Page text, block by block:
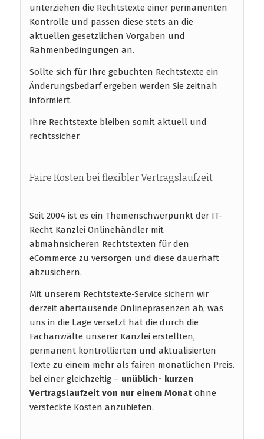
unterziehen die Rechtstexte einer permanenten
Kontrolle und passen diese stets an die
aktuellen gesetzlichen Vorgaben und
Rahmenbedingungen an.
Sollte sich für Ihre gebuchten Rechtstexte ein
Änderungsbedarf ergeben werden Sie zeitnah
informiert.
Ihre Rechtstexte bleiben somit aktuell und
rechtssicher.
Faire Kosten bei flexibler Vertragslaufzeit
Seit 2004 ist es ein Themenschwerpunkt der IT-
Recht Kanzlei Onlinehändler mit
abmahnsicheren Rechtstexten für den
eCommerce zu versorgen und diese dauerhaft
abzusichern.
Mit unserem Rechtstexte-Service sichern wir
derzeit abertausende Onlinepräsenzen ab, was
uns in die Lage versetzt hat die durch die
Fachanwälte unserer Kanzlei erstellten,
permanent kontrollierten und aktualisierten
Texte zu einem mehr als fairen monatlichen Preis.
bei einer gleichzeitig – unüblich- kurzen
Vertragslaufzeit von nur einem Monat ohne
versteckte Kosten anzubieten.